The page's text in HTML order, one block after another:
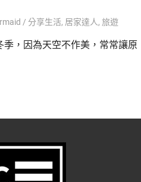
度
分享生活, 居家達人, 旅遊
季，因為天空不作美，常常讓原